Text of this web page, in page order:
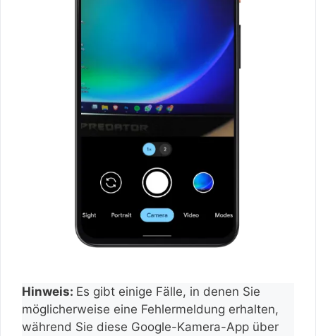
Hinweis: Es gibt einige Fälle, in denen Sie
möglicherweise eine Fehlermeldung erhalten,
während Sie diese Google-Kamera-App über